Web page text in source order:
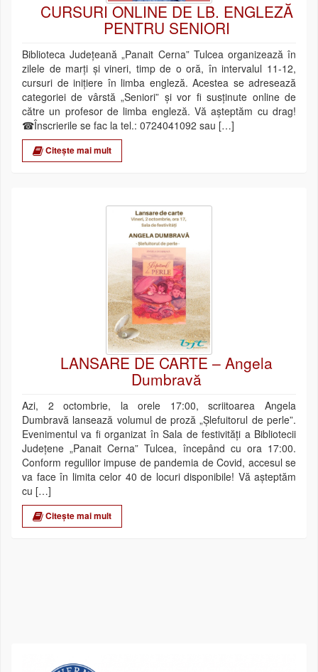
CURSURI ONLINE DE LB. ENGLEZĂ
PENTRU SENIORI
Biblioteca Județeană „Panait Cerna” Tulcea organizează în
zilele de marți și vineri, timp de o oră, în intervalul 11-12,
cursuri de inițiere în limba engleză. Acestea se adresează
categoriei de vârstă „Seniori” și vor fi susținute online de
către un profesor de limba engleză. Vă așteptăm cu drag!
☎Înscrierile se fac la tel.: 0724041092 sau […]
Citește mai mult
LANSARE DE CARTE – Angela
Dumbravă
Azi, 2 octombrie, la orele 17:00, scriitoarea Angela
Dumbravă lansează volumul de proză „Șlefuitorul de perle”.
Evenimentul va fi organizat în Sala de festivități a Bibliotecii
Județene „Panait Cerna” Tulcea, începând cu ora 17:00.
Conform regulilor impuse de pandemia de Covid, accesul se
va face în limita celor 40 de locuri disponibile! Vă așteptăm
cu […]
Citește mai mult